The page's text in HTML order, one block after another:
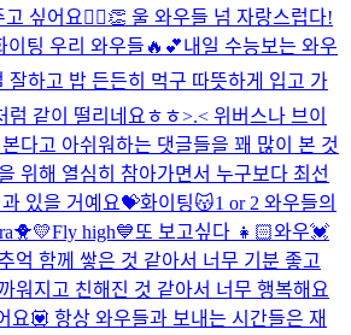
싶어요🙆‍♀️👏 울 와우들 넘 자랑스럽다!
이팅 우리 와우들🔥💕내일 수능보는 와우
하고 밥 든든히 먹구 따뜻하게 입고 가
같이 떨리네요ㅎㅎ>.< 위버스나 브이
다고 아쉬워하는 댓글들을 꽤 많이 본 것
위해 열심히 참아가면서 누구보다 최선
있을 거예요💝화이팅😽1 or 2 와우들의
Fly high💙 또 보고싶다 👧🏻와우💓
억 함께 쌓은 것 같아서 너무 기분 좋고
워지고 친해진 것 같아서 너무 행복해요
요💟 항상 와우들과 보내는 시간들은 재